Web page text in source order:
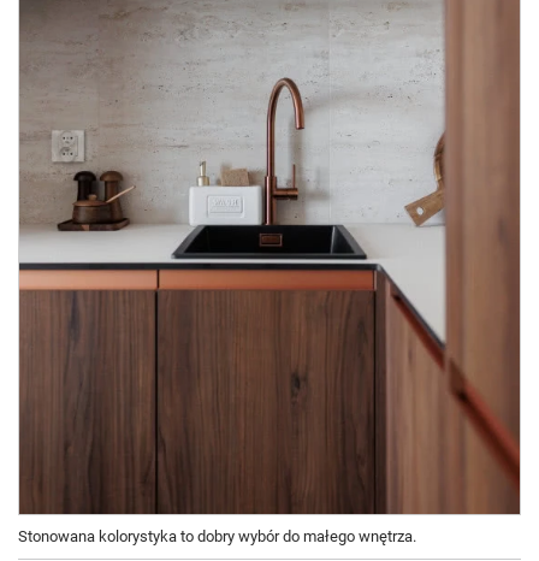
Stonowana kolorystyka to dobry wybór do małego wnętrza.